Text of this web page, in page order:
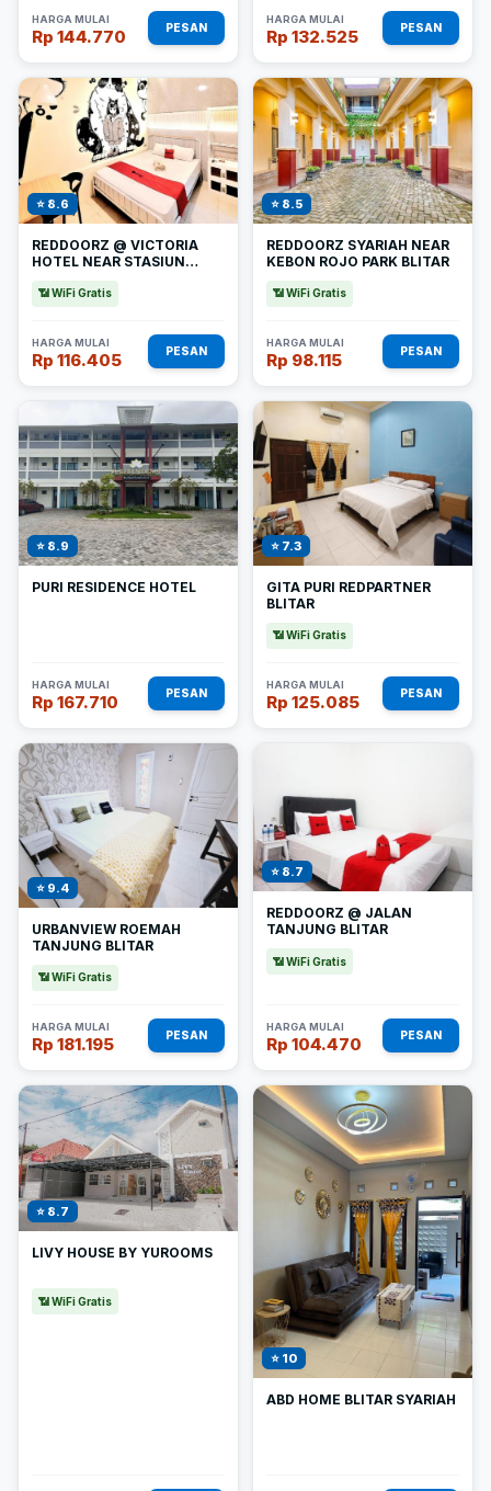
HARGA MULAI
Rp 144.770 PESAN
HARGA MULAI
Rp 132.525 PESAN
⭐ 8.6
REDDOORZ @ VICTORIA
HOTEL NEAR STASIUN
📶 WiFi Gratis
HARGA MULAI
Rp 116.405 PESAN
⭐ 8.5
REDDOORZ SYARIAH NEAR
KEBON ROJO PARK BLITAR
📶 WiFi Gratis
HARGA MULAI
Rp 98.115 PESAN
⭐ 8.9
PURI RESIDENCE HOTEL
HARGA MULAI
Rp 167.710 PESAN
⭐ 7.3
GITA PURI REDPARTNER
BLITAR
📶 WiFi Gratis
HARGA MULAI
Rp 125.085 PESAN
⭐ 9.4
URBANVIEW ROEMAH
TANJUNG BLITAR
📶 WiFi Gratis
HARGA MULAI
Rp 181.195 PESAN
⭐ 8.7
REDDOORZ @ JALAN
TANJUNG BLITAR
📶 WiFi Gratis
HARGA MULAI
Rp 104.470 PESAN
⭐ 8.7
LIVY HOUSE BY YUROOMS
📶 WiFi Gratis
⭐ 10
ABD HOME BLITAR SYARIAH